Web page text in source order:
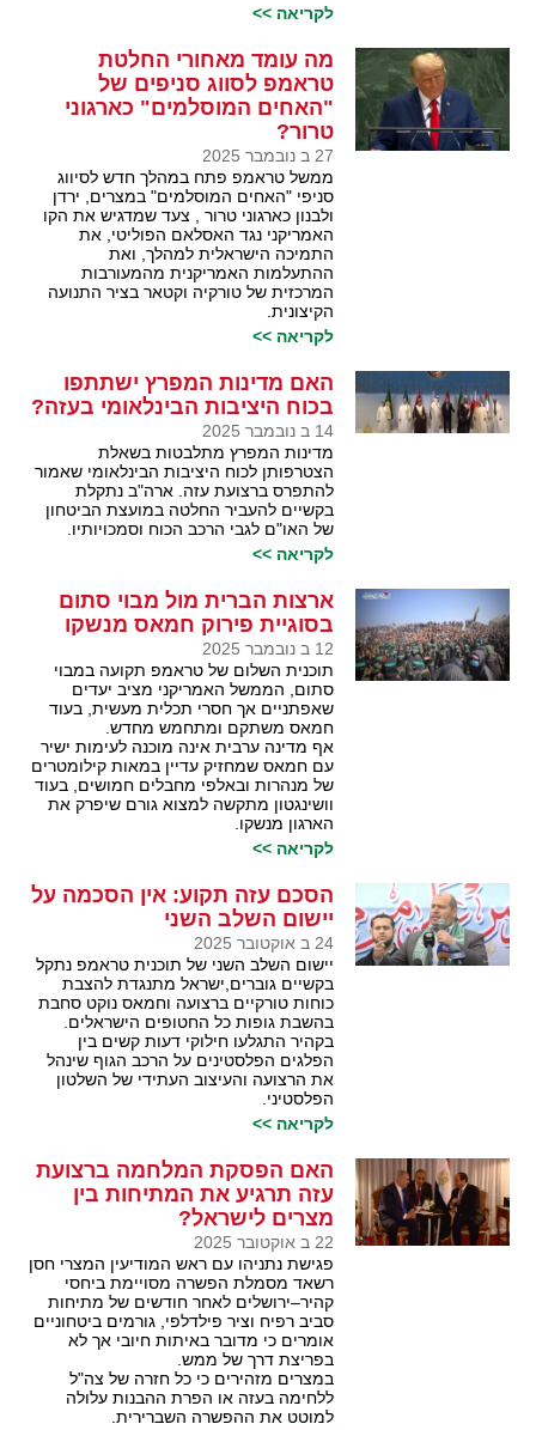
לקריאה >>
מה עומד מאחורי החלטת
טראמפ לסווג סניפים של
"האחים המוסלמים" כארגוני
טרור?
27 ב נובמבר 2025
ממשל טראמפ פתח במהלך חדש לסיווג
סניפי "האחים המוסלמים" במצרים, ירדן
ולבנון כארגוני טרור , צעד שמדגיש את הקו
האמריקני נגד האסלאם הפוליטי, את
התמיכה הישראלית למהלך, ואת
ההתעלמות האמריקנית מהמעורבות
המרכזית של טורקיה וקטאר בציר התנועה
הקיצונית.
לקריאה >>
האם מדינות המפרץ ישתתפו
בכוח היציבות הבינלאומי בעזה?
14 ב נובמבר 2025
מדינות המפרץ מתלבטות בשאלת
הצטרפותן לכוח היציבות הבינלאומי שאמור
להתפרס ברצועת עזה. ארה"ב נתקלת
בקשיים להעביר החלטה במועצת הביטחון
של האו"ם לגבי הרכב הכוח וסמכויותיו.
לקריאה >>
ארצות הברית מול מבוי סתום
בסוגיית פירוק חמאס מנשקו
12 ב נובמבר 2025
תוכנית השלום של טראמפ תקועה במבוי
סתום, הממשל האמריקני מציב יעדים
שאפתניים אך חסרי תכלית מעשית, בעוד
חמאס משתקם ומתחמש מחדש.
אף מדינה ערבית אינה מוכנה לעימות ישיר
עם חמאס שמחזיק עדיין במאות קילומטרים
של מנהרות ובאלפי מחבלים חמושים, בעוד
וושינגטון מתקשה למצוא גורם שיפרק את
הארגון מנשקו.
לקריאה >>
הסכם עזה תקוע: אין הסכמה על
יישום השלב השני
24 ב אוקטובר 2025
יישום השלב השני של תוכנית טראמפ נתקל
בקשיים גוברים,ישראל מתנגדת להצבת
כוחות טורקיים ברצועה וחמאס נוקט סחבת
בהשבת גופות כל החטופים הישראלים.
בקהיר התגלעו חילוקי דעות קשים בין
הפלגים הפלסטינים על הרכב הגוף שינהל
את הרצועה והעיצוב העתידי של השלטון
הפלסטיני.
לקריאה >>
האם הפסקת המלחמה ברצועת
עזה תרגיע את המתיחות בין
מצרים לישראל?
22 ב אוקטובר 2025
פגישת נתניהו עם ראש המודיעין המצרי חסן
רשאד מסמלת הפשרה מסויימת ביחסי
קהיר–ירושלים לאחר חודשים של מתיחות
סביב רפיח וציר פילדלפי, גורמים ביטחוניים
אומרים כי מדובר באיתות חיובי אך לא
בפריצת דרך של ממש.
במצרים מזהירים כי כל חזרה של צה"ל
ללחימה בעזה או הפרת ההבנות עלולה
למוטט את ההפשרה השברירית.